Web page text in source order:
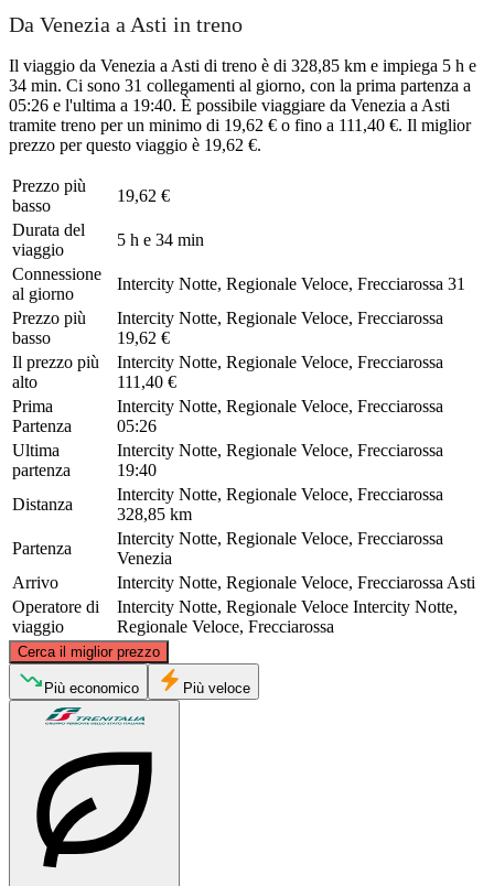
Da Venezia a Asti in treno
Il viaggio da Venezia a Asti di treno è di 328,85 km e impiega 5 h e
34 min. Ci sono 31 collegamenti al giorno, con la prima partenza a
05:26 e l'ultima a 19:40. È possibile viaggiare da Venezia a Asti
tramite treno per un minimo di 19,62 € o fino a 111,40 €. Il miglior
prezzo per questo viaggio è 19,62 €.
Prezzo più
basso
19,62 €
Durata del
viaggio
5 h e 34 min
Connessione
al giorno
Intercity Notte, Regionale Veloce, Frecciarossa 31
Prezzo più
basso
Intercity Notte, Regionale Veloce, Frecciarossa
19,62 €
Il prezzo più
alto
Intercity Notte, Regionale Veloce, Frecciarossa
111,40 €
Prima
Partenza
Intercity Notte, Regionale Veloce, Frecciarossa
05:26
Ultima
partenza
Intercity Notte, Regionale Veloce, Frecciarossa
19:40
Distanza
Intercity Notte, Regionale Veloce, Frecciarossa
328,85 km
Partenza
Intercity Notte, Regionale Veloce, Frecciarossa
Venezia
Arrivo
Intercity Notte, Regionale Veloce, Frecciarossa Asti
Operatore di
viaggio
Intercity Notte, Regionale Veloce Intercity Notte,
Regionale Veloce, Frecciarossa
Cerca il miglior prezzo
Asti
©CARTO, ©OpenStreetMap
Più economico Più veloce